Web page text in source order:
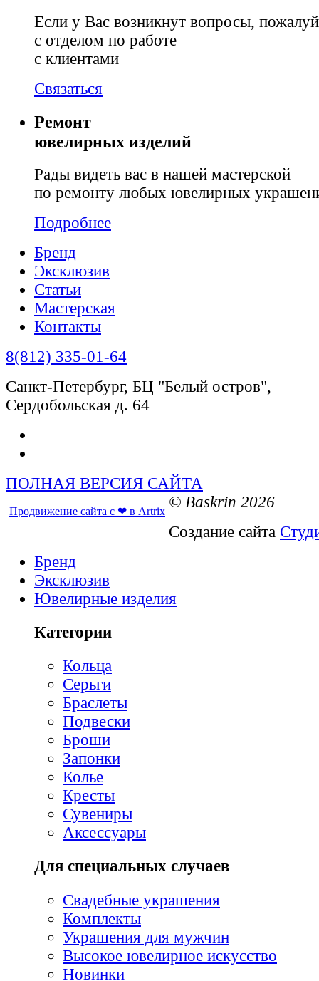
Если у Вас возникнут вопросы,
с отделом по работе
с клиентами
Связаться
Ремонт
ювелирных изделий
Рады видеть вас в нашей мастерской
по ремонту любых ювелирных
Подробнее
Бренд
Эксклюзив
Статьи
Мастерская
Контакты
8(812) 335-01-64
Санкт-Петербург, БЦ "Белый остров",
Сердобольская д. 64
ПОЛНАЯ ВЕРСИЯ САЙТА
© Baskrin 2026
Продвижение сайта с ❤ в Artrix
Создание сайта
Бренд
Эксклюзив
Ювелирные изделия
Категории
Кольца
Серьги
Браслеты
Подвески
Броши
Запонки
Колье
Кресты
Сувениры
Аксессуары
Для специальных случаев
Свадебные украшения
Комплекты
Украшения для мужчин
Высокое ювелирное искусство
Новинки